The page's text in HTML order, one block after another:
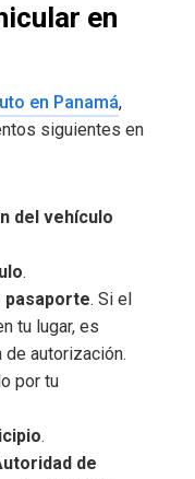
en
en Panamá,
siguientes en
del vehículo
.
pasaporte. Si el
tu lugar, es
de autorización.
por tu
.
de